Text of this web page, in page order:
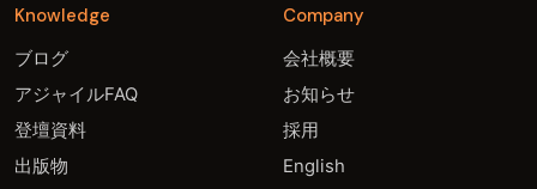
Knowledge
ブログ
アジャイルFAQ
登壇資料
出版物
Company
会社概要
お知らせ
採用
English